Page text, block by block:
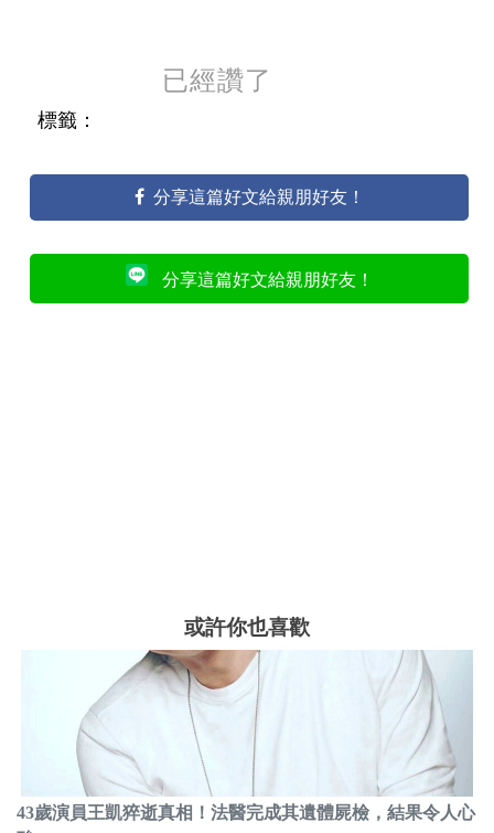
已經讚了
標籤：
分享這篇好文給親朋好友！
分享這篇好文給親朋好友！
或許你也喜歡
43歲演員王凱猝逝真相！法醫完成其遺體屍檢，結果令人心